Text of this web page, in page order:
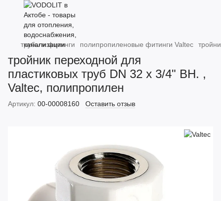
трубы и фитинги полипропиленовые фитинги Valtec
тройник переходной для
пластиковых труб DN 32 х 3/4" ВН. ,
Valtec, полипропилен
Артикул: 00-00008160 Оставить отзыв